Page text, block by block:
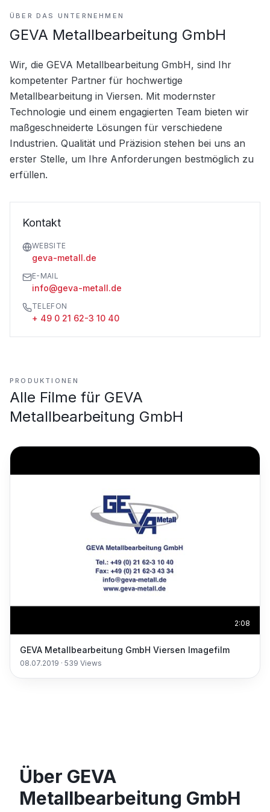
ÜBER DAS UNTERNEHMEN
GEVA Metallbearbeitung GmbH
Wir, die GEVA Metallbearbeitung GmbH, sind Ihr
kompetenter Partner für hochwertige
Metallbearbeitung in Viersen. Mit modernster
Technologie und einem engagierten Team bieten wir
maßgeschneiderte Lösungen für verschiedene
Industrien. Qualität und Präzision stehen bei uns an
erster Stelle, um Ihre Anforderungen bestmöglich zu
erfüllen.
Kontakt
WEBSITE
geva-metall.de
E-MAIL
info@geva-metall.de
TELEFON
+ 49 0 21 62-3 10 40
PRODUKTIONEN
Alle Filme für GEVA
Metallbearbeitung GmbH
2:08
GEVA Metallbearbeitung GmbH Viersen Imagefilm
08.07.2019 · 539 Views
Über GEVA
Metallbearbeitung GmbH